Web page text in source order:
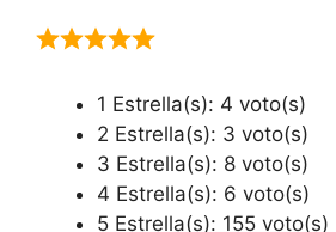
1 Estrella(s): 4 voto(s)
2 Estrella(s): 3 voto(s)
3 Estrella(s): 8 voto(s)
4 Estrella(s): 6 voto(s)
5 Estrella(s): 155 voto(s)